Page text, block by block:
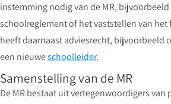
instemming nodig van de MR,
schoolreglement of het vaststellen van het
heeft daarnaast adviesrecht, bijvoorbeeld
een nieuweschoolleider.
Samenstelling van de MR
De MR bestaat uit vertegenwoordigers van